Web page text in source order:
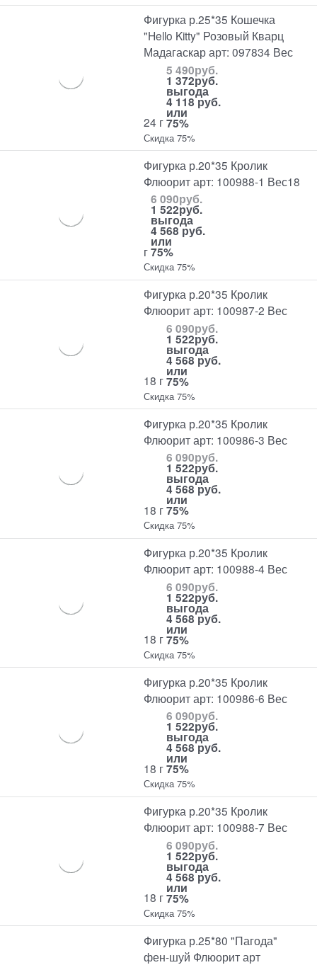
Фигурка р.25*35 Кошечка
"Hello Kitty" Розовый Кварц
Мадагаскар арт: 097834 Вес
24 г
5 490руб.
1 372руб.
выгода
4 118 руб.
или
75%
Скидка 75%
Фигурка р.20*35 Кролик
Флюорит арт: 100988-1 Вес18
г
6 090руб.
1 522руб.
выгода
4 568 руб.
или
75%
Скидка 75%
Фигурка р.20*35 Кролик
Флюорит арт: 100987-2 Вес
18 г
6 090руб.
1 522руб.
выгода
4 568 руб.
или
75%
Скидка 75%
Фигурка р.20*35 Кролик
Флюорит арт: 100986-3 Вес
18 г
6 090руб.
1 522руб.
выгода
4 568 руб.
или
75%
Скидка 75%
Фигурка р.20*35 Кролик
Флюорит арт: 100988-4 Вес
18 г
6 090руб.
1 522руб.
выгода
4 568 руб.
или
75%
Скидка 75%
Фигурка р.20*35 Кролик
Флюорит арт: 100986-6 Вес
18 г
6 090руб.
1 522руб.
выгода
4 568 руб.
или
75%
Скидка 75%
Фигурка р.20*35 Кролик
Флюорит арт: 100988-7 Вес
18 г
6 090руб.
1 522руб.
выгода
4 568 руб.
или
75%
Скидка 75%
Фигурка р.25*80 "Пагода"
фен-шуй Флюорит арт